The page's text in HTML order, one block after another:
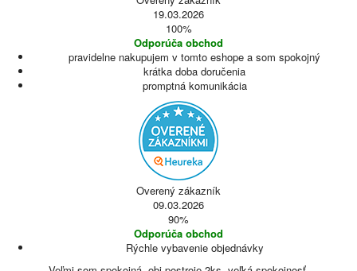
19.03.2026
100%
Odporúča obchod
pravidelne nakupujem v tomto eshope a som spokojný
krátka doba doručenia
promptná komunikácia
Overený zákazník
09.03.2026
90%
Odporúča obchod
Rýchle vybavenie objednávky